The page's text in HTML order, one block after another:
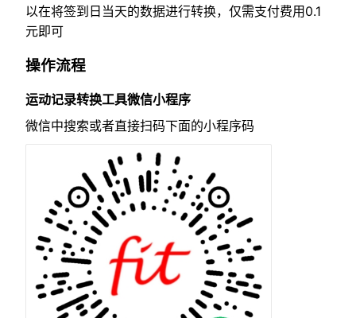
以在将签到日当天的数据进行转换，仅需支付费用0.1
元即可
操作流程
运动记录转换工具微信小程序
微信中搜索或者直接扫码下面的小程序码